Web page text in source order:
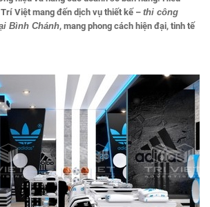
Việt mang đến dịch vụ thiết kế – thi công
Bình Chánh, mang phong cách hiện đại, tinh tế